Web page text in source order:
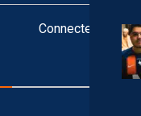
Connectez-vous